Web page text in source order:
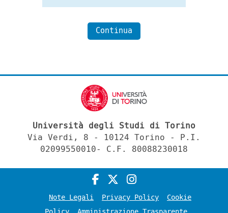
Continua
Università degli Studi di Torino
Via Verdi, 8 - 10124 Torino - P.I.
02099550010- C.F. 80088230018
Note Legali Privacy Policy
Cookie